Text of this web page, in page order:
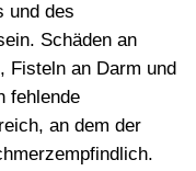
und des
Schäden an
Fisteln an Darm und
fehlende
an dem der
.